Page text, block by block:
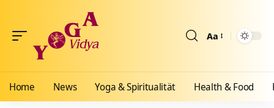
Aa
Home News Yoga & Spiritualität Health & Food